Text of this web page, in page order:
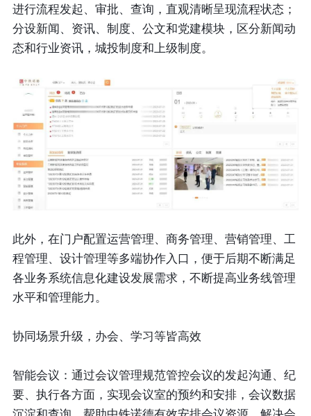
进行流程发起、审批、查询，直观清晰呈现流程状态；
分设新闻、资讯、制度、公文和党建模块，区分新闻动
态和行业资讯，城投制度和上级制度。
此外，在门户配置运营管理、商务管理、营销管理、工
程管理、设计管理等多端协作入口，便于后期不断满足
各业务系统信息化建设发展需求，不断提高业务线管理
水平和管理能力。
协同场景升级，办会、学习等皆高效
智能会议： 通过会议管理规范管控会议的发起沟通、纪
要、执行各方面，实现会议室的预约和安排，会议数据